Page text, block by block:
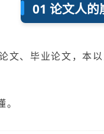
01 论文人
文、毕业论文，本